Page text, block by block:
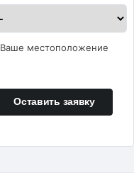
Ваше местоположение
Оставить заявку